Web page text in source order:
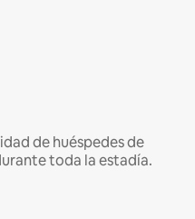
de huéspedes de
toda la estadía.